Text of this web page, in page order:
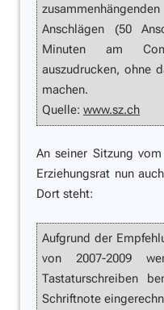
Anschlägen (50
Minuten am
auszudrucken, ohne
machen.
Quelle: www.sz.ch
An seiner Sitzung
Erziehungsrat nun
Dort steht:
Aufgrund der
von 2007-2009
Tastaturschreiben
Schriftnote